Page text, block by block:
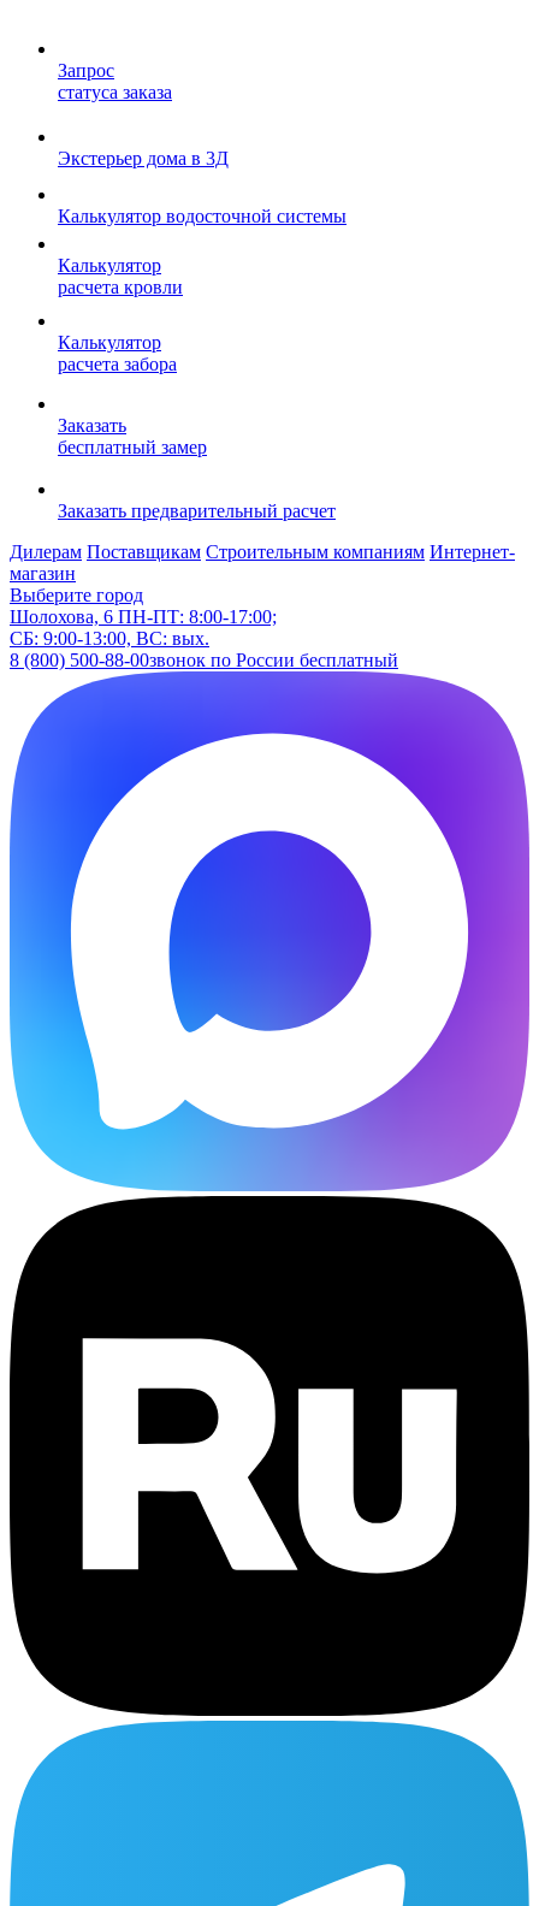
Запрос
статуса заказа
Экстерьер дома в 3Д
Калькулятор водосточной системы
Калькулятор
расчета кровли
Калькулятор
расчета забора
Заказать
бесплатный замер
Заказать предварительный расчет
Дилерам Поставщикам Строительным компаниям Интернет-
магазин
Выберите город
Шолохова, 6 ПН-ПТ: 8:00-17:00;
СБ: 9:00-13:00, ВС: вых.
8 (800) 500-88-00звонок по России бесплатный